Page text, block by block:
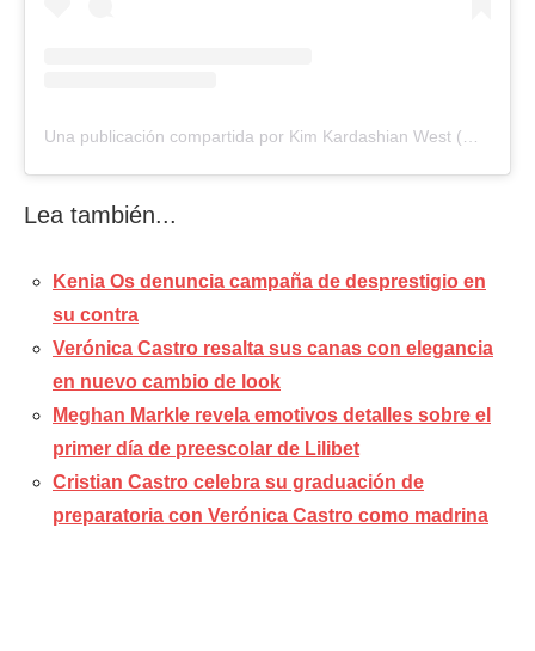
Lea también...
Kenia Os denuncia campaña de desprestigio en
su contra
Verónica Castro resalta sus canas con elegancia
en nuevo cambio de look
Meghan Markle revela emotivos detalles sobre el
primer día de preescolar de Lilibet
Cristian Castro celebra su graduación de
preparatoria con Verónica Castro como madrina